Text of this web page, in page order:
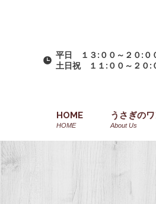
平日 １３:００～２０:０
土日祝 １１:００～２０:
HOME
HOME
うさぎの
About Us